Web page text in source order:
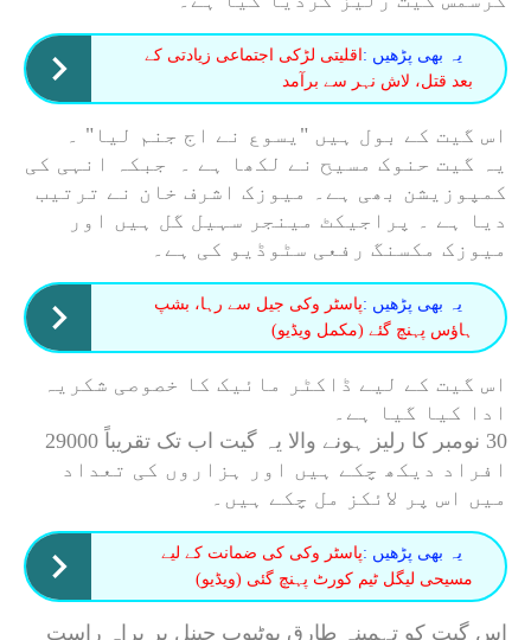
یہ بھی پڑھیں : اقلیتی لڑکی اجتماعی زیادتی کے
بعد قتل، لاش نہر سے برآمد
اس گیت کے بول ہیں "یسوع نے اج جنم لیا" ۔
یہ گیت حنوک مسیح نے لکھا ہے ۔ جبکہ انہی کی
کمپوزیشن بھی ہے۔ میوزک اشرف خان نے ترتیب
دیا ہے ۔ پراجیکٹ مینجر سہیل گل ہیں اور
میوزک مکسنگ رفعی سٹوڈیو کی ہے۔
یہ بھی پڑھیں :پاسٹر وکی جیل سے رہا، بشپ
ہاؤس پہنچ گئے (مکمل ویڈیو)
اس گیت کے لیے ڈاکٹر مائیک کا خصوصی شکریہ
ادا کیا گیا ہے۔
30 نومبر کا رلیز ہونے والا یہ گیت اب تک تقریباً 29000
افراد دیکھ چکے ہیں اور ہزاروں کی تعداد
میں اس پر لائکز مل چکے ہیں۔
یہ بھی پڑھیں :پاسٹر وکی کی ضمانت کے لیے
مسیحی لیگل ٹیم کورٹ پہنچ گئی (ویڈیو)
اس گیت کو تہمینہ طارق یوٹیوب چینل پر براہ راست